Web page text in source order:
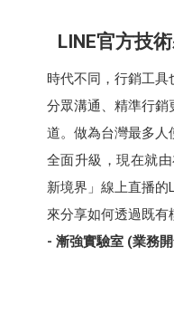
LINE官方技
時代不同，行銷工具
分眾溝通、精準行銷
道。做為台灣最多人
全面升級，現在就
新境界」線上直播的
來分享如何透過既有
- 漸強實驗室 (業務